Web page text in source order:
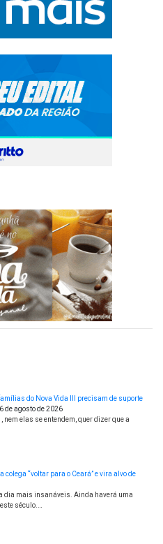
do Nova Vida III precisam de suporte
6 de agosto de 2026
elas se entendem, quer dizer que a
“voltar para o Ceará” e vira alvo de
dia mais insanáveis. Ainda haverá uma
século.…